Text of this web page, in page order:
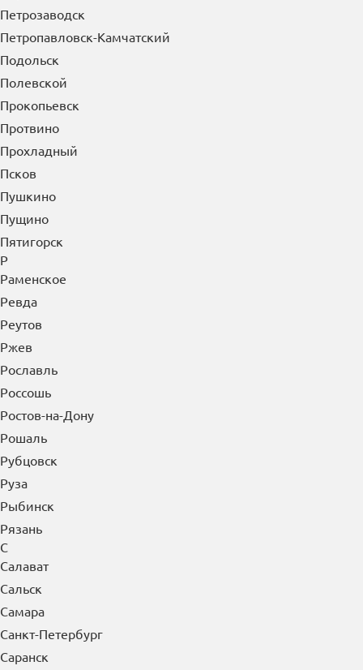
Петрозаводск
Петропавловск-Камчатский
Подольск
Полевской
Прокопьевск
Протвино
Прохладный
Псков
Пушкино
Пущино
Пятигорск
Р
Раменское
Ревда
Реутов
Ржев
Рославль
Россошь
Ростов-на-Дону
Рошаль
Рубцовск
Руза
Рыбинск
Рязань
С
Салават
Сальск
Самара
Санкт-Петербург
Саранск